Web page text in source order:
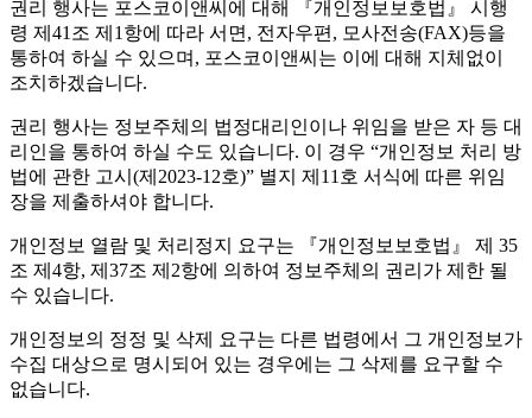
권리 행사는 포스코이앤씨에 대해 『개인정보보호법』 시행
령 제41조 제1항에 따라 서면, 전자우편, 모사전송(FAX)등을
통하여 하실 수 있으며, 포스코이앤씨는 이에 대해 지체없이
조치하겠습니다.
권리 행사는 정보주체의 법정대리인이나 위임을 받은 자 등 대
리인을 통하여 하실 수도 있습니다. 이 경우 “개인정보 처리 방
법에 관한 고시(제2023-12호)” 별지 제11호 서식에 따른 위임
장을 제출하셔야 합니다.
개인정보 열람 및 처리정지 요구는 『개인정보보호법』 제 35
조 제4항, 제37조 제2항에 의하여 정보주체의 권리가 제한 될
수 있습니다.
개인정보의 정정 및 삭제 요구는 다른 법령에서 그 개인정보가
수집 대상으로 명시되어 있는 경우에는 그 삭제를 요구할 수
없습니다.